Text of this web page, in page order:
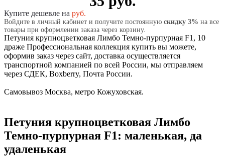
Купите дешевле на руб.
Войдите в личный кабинет и получите постоянную скидку 3% на все
товары при оформлении заказа через корзину.
Петуния крупноцветковая Лимбо Темно-пурпурная F1, 10
драже Профессиональная коллекция купить вы можете,
оформив заказ через сайт, доставка осуществляется
транспортной компанией по всей России, мы отправляем
через СДЕК, Boxberry, Почта России.
Самовывоз Москва, метро Кожуховская.
Петуния крупноцветковая Лимбо
Темно-пурпурная F1: маленькая, да
удаленькая